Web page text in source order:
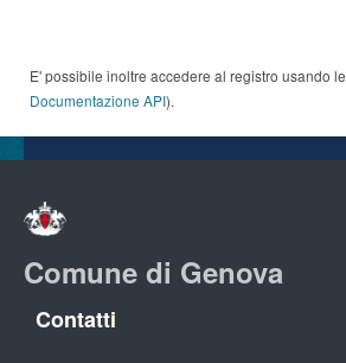
E' possibile inoltre accedere al registro usando le
Documentazione API).
Comune di Genova
Contatti